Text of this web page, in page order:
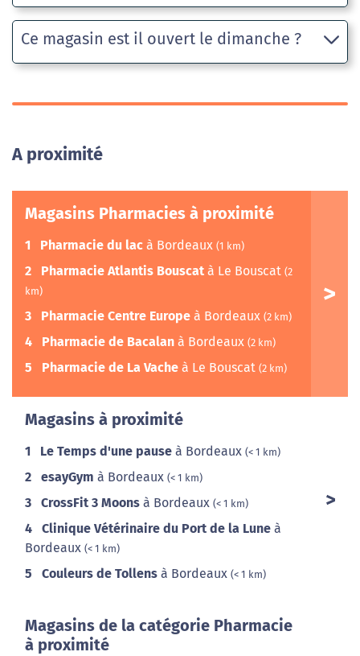
Ce magasin est il ouvert le dimanche ?
A proximité
Magasins Pharmacies à proximité
1 Pharmacie du lac à Bordeaux (1 km)
2 Pharmacie Atlantis Bouscat à Le Bouscat (2
km)
3 Pharmacie Centre Europe à Bordeaux (2 km)
4 Pharmacie de Bacalan à Bordeaux (2 km)
5 Pharmacie de La Vache à Le Bouscat (2 km)
Magasins à proximité
1 Le Temps d'une pause à Bordeaux (< 1 km)
2 esayGym à Bordeaux (< 1 km)
3 CrossFit 3 Moons à Bordeaux (< 1 km)
4 Clinique Vétérinaire du Port de la Lune à
Bordeaux (< 1 km)
5 Couleurs de Tollens à Bordeaux (< 1 km)
Magasins de la catégorie Pharmacie
à proximité